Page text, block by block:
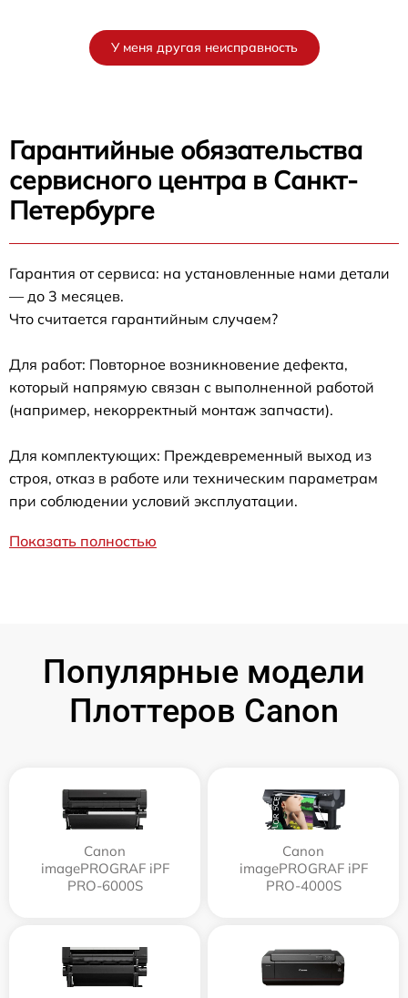
У меня другая неисправность
Гарантийные обязательства
сервисного центра в Санкт-
Петербурге
Гарантия от сервиса: на установленные нами детали
— до 3 месяцев.
Что считается гарантийным случаем?
Для работ: Повторное возникновение дефекта,
который напрямую связан с выполненной работой
(например, некорректный монтаж запчасти).
Для комплектующих: Преждевременный выход из
строя, отказ в работе или техническим параметрам
при соблюдении условий эксплуатации.
Показать полностью
Популярные модели
Плоттеров Canon
Canon
imagePROGRAF iPF
PRO-6000S
Canon
imagePROGRAF iPF
PRO-4000S